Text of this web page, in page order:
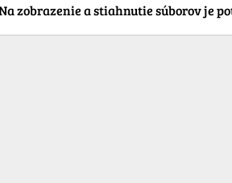
zobrazenie a stiahnutie súborov je